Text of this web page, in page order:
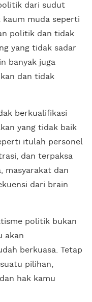
dari sudut
kaum muda seperti
politik dan tidak
yang tidak sadar
banyak juga
dan tidak
berkualifikasi
yang tidak baik
itulah personel
dan terpaksa
masyarakat dan
dari brain
politik bukan
akan
berkuasa. Tetap
pilihan,
hak kamu